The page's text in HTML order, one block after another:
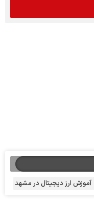
آموزش ارز دیجیتال در مشهد